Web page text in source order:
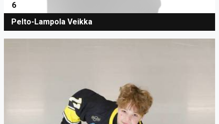
6
Pelto-Lampola Veikka